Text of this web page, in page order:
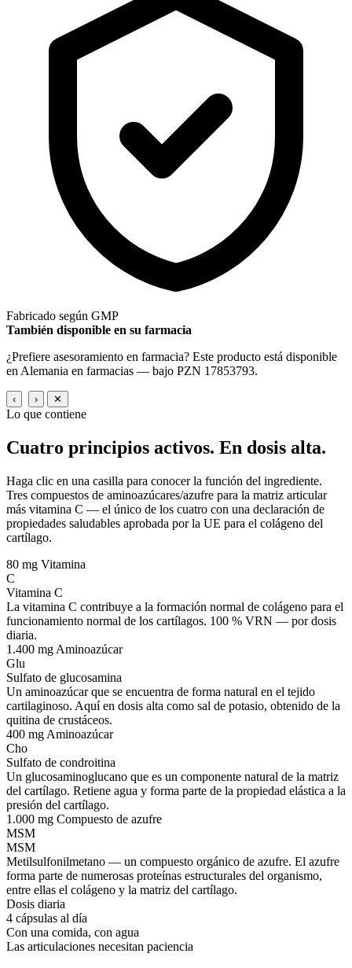
Fabricado según GMP
También disponible en su farmacia
¿Prefiere asesoramiento en farmacia? Este producto está disponible
en Alemania en farmacias — bajo PZN 17853793.
‹ › ✕
Lo que contiene
Cuatro principios activos. En dosis alta.
Haga clic en una casilla para conocer la función del ingrediente.
Tres compuestos de aminoazúcares/azufre para la matriz articular
más vitamina C — el único de los cuatro con una declaración de
propiedades saludables aprobada por la UE para el colágeno del
cartílago.
80 mg Vitamina
C
Vitamina C
La vitamina C contribuye a la formación normal de colágeno para el
funcionamiento normal de los cartílagos. 100 % VRN — por dosis
diaria.
1.400 mg Aminoazúcar
Glu
Sulfato de glucosamina
Un aminoazúcar que se encuentra de forma natural en el tejido
cartilaginoso. Aquí en dosis alta como sal de potasio, obtenido de la
quitina de crustáceos.
400 mg Aminoazúcar
Cho
Sulfato de condroitina
Un glucosaminoglucano que es un componente natural de la matriz
del cartílago. Retiene agua y forma parte de la propiedad elástica a la
presión del cartílago.
1.000 mg Compuesto de azufre
MSM
MSM
Metilsulfonilmetano — un compuesto orgánico de azufre. El azufre
forma parte de numerosas proteínas estructurales del organismo,
entre ellas el colágeno y la matriz del cartílago.
Dosis diaria
4 cápsulas al día
Con una comida, con agua
Las articulaciones necesitan paciencia